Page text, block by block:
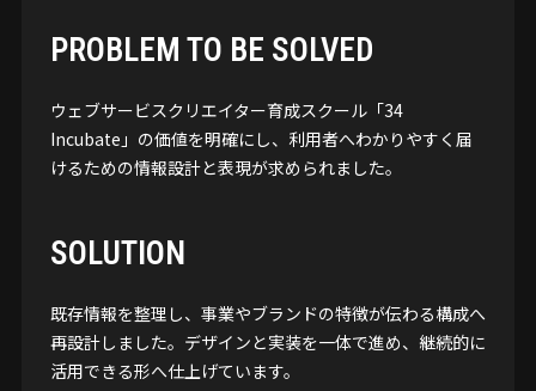
PROBLEM TO BE SOLVED
ウェブサービスクリエイター育成スクール「34
Incubate」の価値を明確にし、利用者へわかりやすく届
けるための情報設計と表現が求められました。
SOLUTION
既存情報を整理し、事業やブランドの特徴が伝わる構成へ
再設計しました。デザインと実装を一体で進め、継続的に
活用できる形へ仕上げています。